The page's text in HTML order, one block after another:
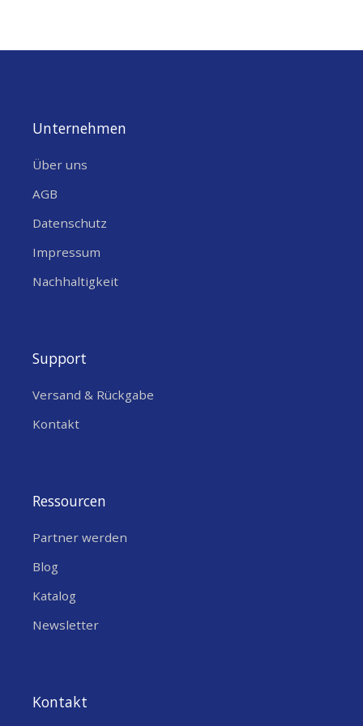
Unternehmen
Über uns
AGB
Datenschutz
Impressum
Nachhaltigkeit
Support
Versand & Rückgabe
Kontakt
Ressourcen
Partner werden
Blog
Katalog
Newsletter
Kontakt